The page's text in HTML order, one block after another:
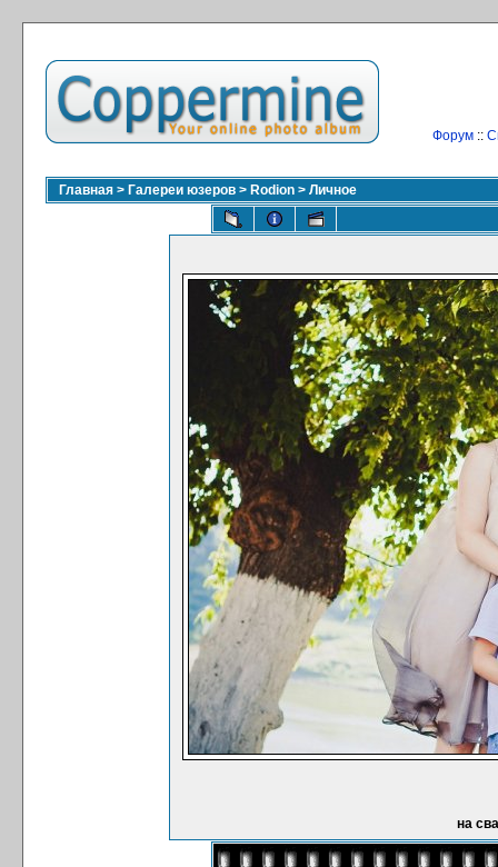
Форум::
Главная > Галереи юзеров > Rodion > Личное
на